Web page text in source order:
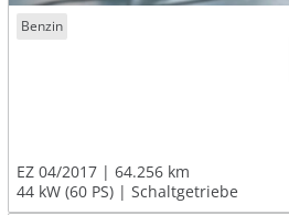
Benzin
EZ 04/2017
64.256 km
44 kW (60 PS)
Schaltgetriebe